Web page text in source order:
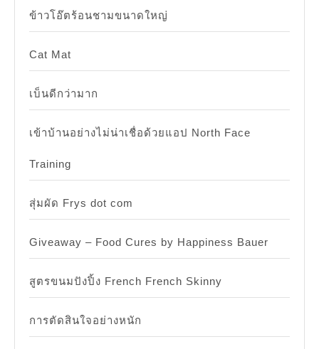
ข้าวโอ๊ตร้อนชามขนาดใหญ่
Cat Mat
เบ็นดีกว่ามาก
เข้าบ้านอย่างไม่น่าเชื่อด้วยแอป North Face
Training
สุ่มผัด Frys dot com
Giveaway – Food Cures by Happiness Bauer
สูตรขนมปังปิ้ง French French Skinny
การตัดสินใจอย่างหนัก